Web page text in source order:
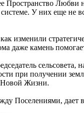
Любви
У них еще не
изменили
даже камень
при получении
Новой Жизни.
Поселениями, дает